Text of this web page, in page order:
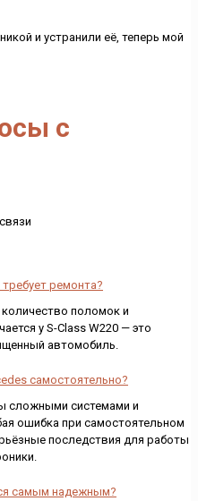
и устранили её, теперь мой
с
ремонта?
поломок и
у S-Class W220 — это
автомобиль.
самостоятельно?
сложными системами и
ошибка при самостоятельном
последствия для работы
самым надежным?